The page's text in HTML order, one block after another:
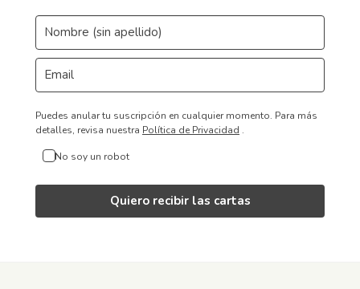
Puedes anular tu suscripción en cualquier momento. Para más
detalles, revisa nuestra Política de Privacidad .
No soy un robot
Quiero recibir las cartas